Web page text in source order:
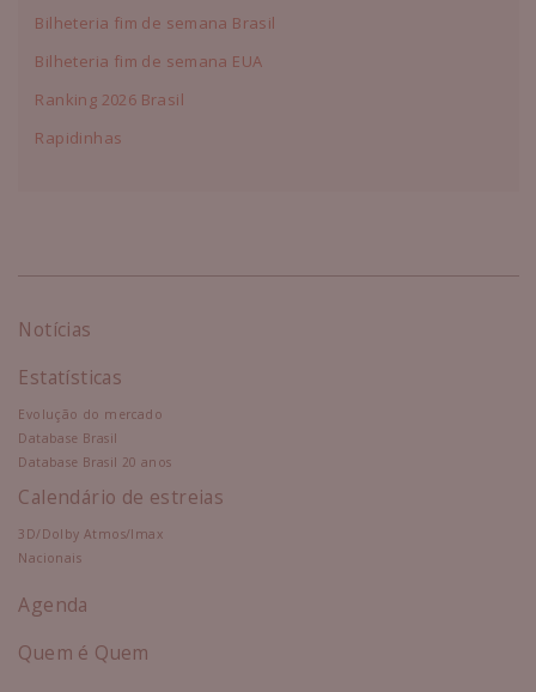
Bilheteria fim de semana Brasil
Bilheteria fim de semana EUA
Ranking 2026 Brasil
Rapidinhas
Notícias
Estatísticas
Evolução do mercado
Database Brasil
Database Brasil 20 anos
Calendário de estreias
3D/Dolby Atmos/Imax
Nacionais
Agenda
Quem é Quem